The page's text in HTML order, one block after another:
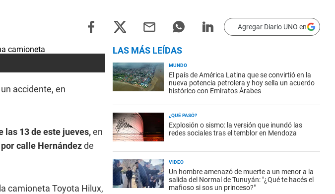
Agregar Diario UNO en
accidente, en
las 13 de este jueves,en
calle Hernándezde
camioneta Toyota Hilux,
LAS MÁS LEÍDAS
MUNDO
El país de América Latina que se convirtió en la
nueva potencia petrolera y hoy sella un acuerdo
histórico con Emiratos Árabes
¿QUÉ PASÓ?
Explosión o sismo: la versión que inundó las
redes sociales tras el temblor en Mendoza
VIDEO
Un hombre amenazó de muerte a un menor a la
salida del Normal de Tunuyán: "¿Qué te hacés el
mafioso si sos un princeso?"